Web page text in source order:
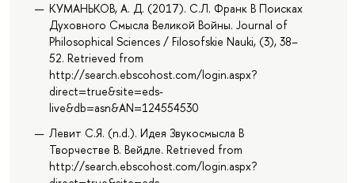
КУМАНЬКОВ, А. Д. (2017). С.Л. Франк В Поисках
Духовного Смысла Великой Войны. Journal of
Philosophical Sciences / Filosofskie Nauki, (3), 38–
52. Retrieved from
http://search.ebscohost.com/login.aspx?
direct=true&site=eds-
live&db=asn&AN=124554530
Левит С.Я. (n.d.). Идея Звукосмысла В
Творчестве В. Вейдле. Retrieved from
http://search.ebscohost.com/login.aspx?